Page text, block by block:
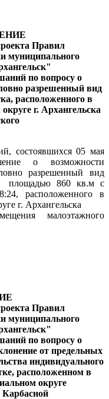
Правил
муниципального
по вопросу о
разрешенный вид
расположенного в
г. Архангельска
состоявшихся 05 мая
о возможности
разрешенный вид
площадью 860 кв.м с
расположенного в
г. Архангельска
малоэтажного
Правил
муниципального
по вопросу о
от предельных
индивидуального
расположенном в
округе
Карбасной